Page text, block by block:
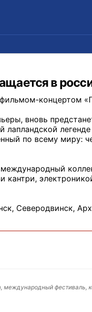
в
концертом
вновь
по всему миру:
Северодвинск,
международный фестиваль,